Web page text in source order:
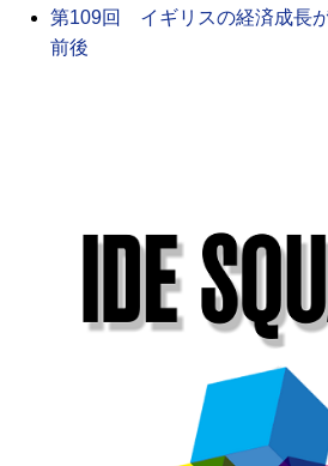
第109回 イギリスの経済成長
前後